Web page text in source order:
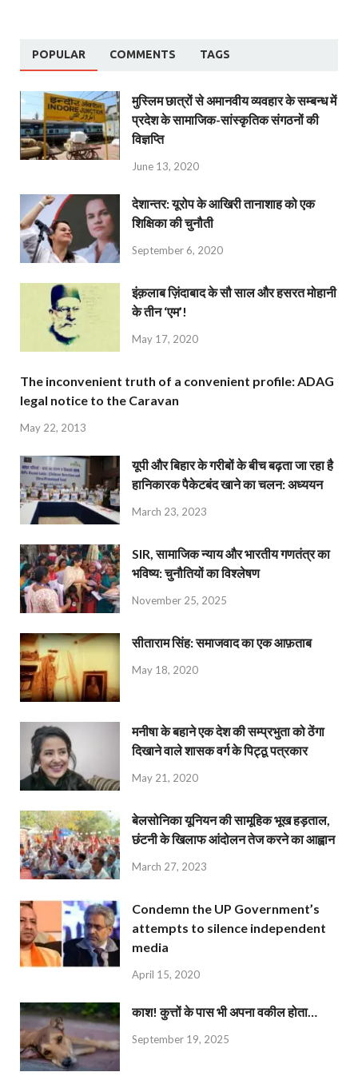
POPULAR COMMENTS TAGS
मुस्लिम छात्रों से अमानवीय व्यवहार के सम्बन्ध में
प्रदेश के सामाजिक-सांस्कृतिक संगठनों की
विज्ञप्ति
June 13, 2020
देशान्‍तर: यूरोप के आखिरी तानाशाह को एक
शिक्षिका की चुनौती
September 6, 2020
इंक़लाब ज़िंदाबाद के सौ साल और हसरत मोहानी
के तीन ‘एम’!
May 17, 2020
The inconvenient truth of a convenient profile: ADAG
legal notice to the Caravan
May 22, 2013
यूपी और बिहार के गरीबों के बीच बढ़ता जा रहा है
हानिकारक पैकेटबंद खाने का चलन: अध्ययन
March 23, 2023
SIR, सामाजिक न्याय और भारतीय गणतंत्र का
भविष्य: चुनौतियों का विश्लेषण
November 25, 2025
सीताराम सिंह: समाजवाद का एक आफ़ताब
May 18, 2020
मनीषा के बहाने एक देश की सम्प्रभुता को ठेंगा
दिखाने वाले शासक वर्ग के पिट्ठू पत्रकार
May 21, 2020
बेलसोनिका यूनियन की सामूहिक भूख हड़ताल,
छंटनी के खिलाफ आंदोलन तेज करने का आह्वान
March 27, 2023
Condemn the UP Government’s
attempts to silence independent
media
April 15, 2020
काश! कुत्तों के पास भी अपना वकील होता…
September 19, 2025